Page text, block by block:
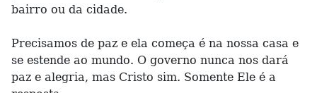
bairro ou da cidade.
Precisamos de paz e ela começa é na nossa casa e
se estende ao mundo. O governo nunca nos dará
paz e alegria, mas Cristo sim. Somente Ele é a